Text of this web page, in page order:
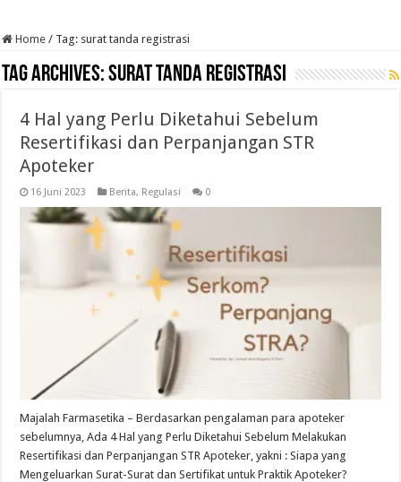
Home / Tag: surat tanda registrasi
Tag Archives:surat tanda registrasi
4 Hal yang Perlu Diketahui Sebelum
Resertifikasi dan Perpanjangan STR
Apoteker
16 Juni 2023 Berita, Regulasi 0
Majalah Farmasetika – Berdasarkan pengalaman para apoteker
sebelumnya, Ada 4 Hal yang Perlu Diketahui Sebelum Melakukan
Resertifikasi dan Perpanjangan STR Apoteker, yakni : Siapa yang
Mengeluarkan Surat-Surat dan Sertifikat untuk Praktik Apoteker?